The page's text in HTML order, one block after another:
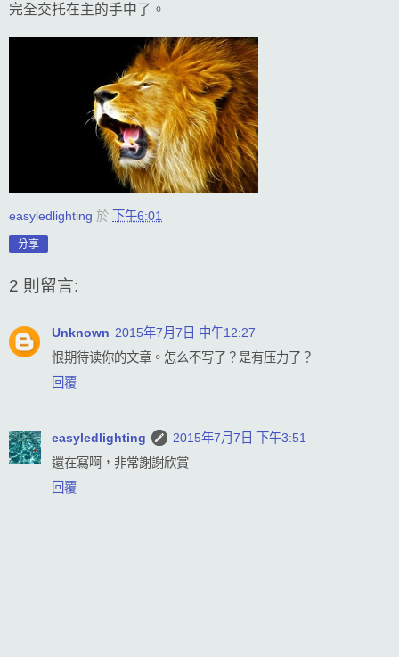
完全交托在主的手中了。
easyledlighting 於 下午6:01
分享
2 則留言:
Unknown 2015年7月7日 中午12:27
恨期待读你的文章。怎么不写了？是有压力了？
回覆
easyledlighting
2015年7月7日 下午3:51
還在寫啊，非常謝謝欣賞
回覆